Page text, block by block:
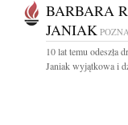
BARBARA
JANIAK
10 lat temu odeszła
Janiak wyjątkowa i